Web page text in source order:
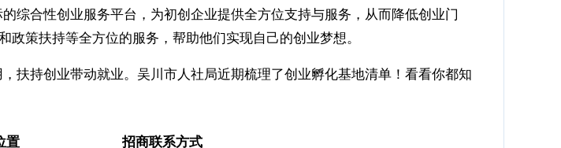
合性创业服务平台，为初创企业提供全方位支持与服务，从而降低创业门
策扶持等全方位的服务，帮助他们实现自己的创业梦想。
持创业带动就业。吴川市人社局近期梳理了创业孵化基地清单！看看你都知
置 招商联系方式